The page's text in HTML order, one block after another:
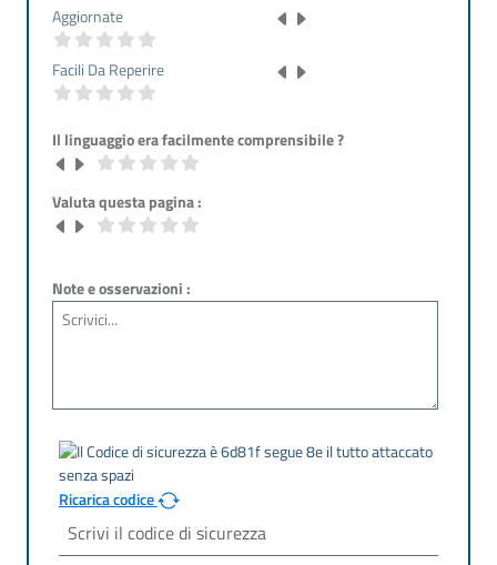
Aggiornate
Facili Da Reperire
Il linguaggio era facilmente comprensibile ?
Valuta questa pagina :
Note e osservazioni :
Ricarica codice